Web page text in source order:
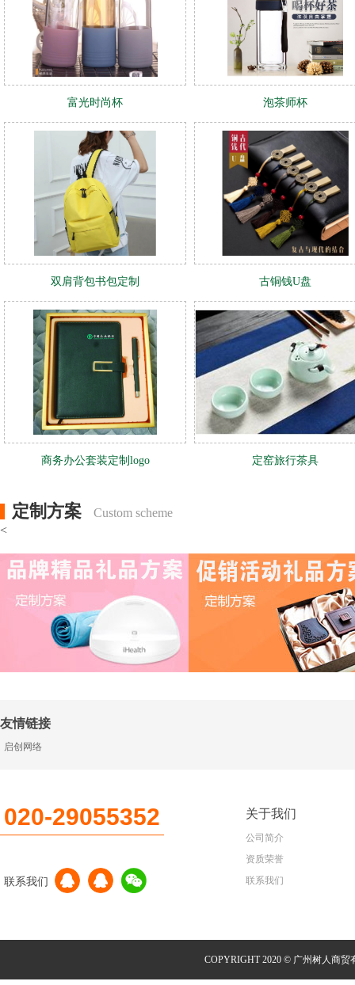
富光时尚杯 泡茶师杯
双肩背包书包定制 古铜钱U盘
商务办公套装定制logo 定窑旅行茶具
定制方案
Custom scheme
<
友情链接
启创网络
020-29055352
联系我们
关于我们
公司简介
资质荣誉
联系我们
COPYRIGHT 2020 © 广州树人商